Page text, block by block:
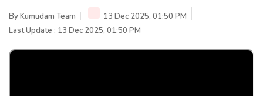
ByKumudam Team
13 Dec 2025, 01:50 PM
Last Update : 13 Dec 2025, 01:50 PM